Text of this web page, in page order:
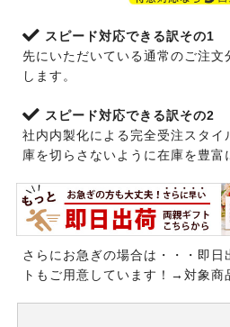
スピード対応できる訳その1
先にいただいている通常のご注文
します。
スピード対応できる訳その2
社内内製化による完全受注スタ
庫を切らさないように在庫を豊富
さらにお急ぎの場合は・・・即日
トもご用意しています！→ 対象商